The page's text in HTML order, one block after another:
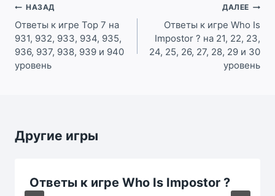
Навигация
по
записям
НАЗАД
Ответы к игре Top 7 на
931, 932, 933, 934, 935,
936, 937, 938, 939 и 940
уровень
ДАЛЕЕ
Ответы к игре Who Is
Impostor ? на 21, 22, 23,
24, 25, 26, 27, 28, 29 и 30
уровень
Другие игры
Ответы к игре Who Is Impostor ?